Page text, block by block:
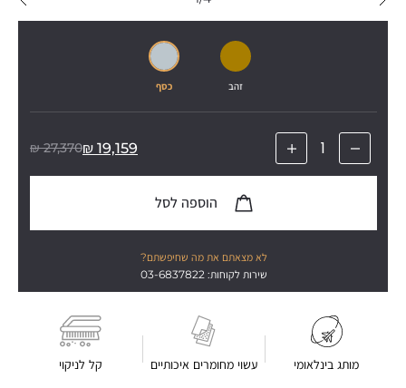
מותג בינלאומי עשוי מחומרים איכותיים קל לניקוי
זהב כסף
27,370
₪ 19,159
₪
לא מצאתם את מה שחיפשתם?
שירות לקוחות: 03-6837822